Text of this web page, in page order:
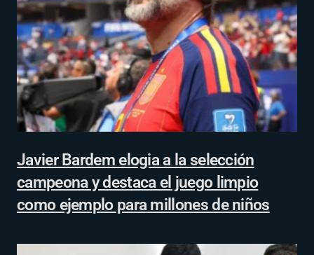
Javier Bardem elogia a la selección
campeona y destaca el juego limpio
como ejemplo para millones de niños